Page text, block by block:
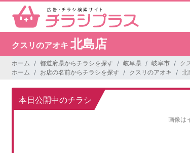
クスリのアオキ 北島店
ホーム 都道府県からチラシを探す 岐阜県 岐阜市
ク
ホーム
お店の名前からチラシを探す クスリのアオキ 北
本日公開中のチラシ
画像は